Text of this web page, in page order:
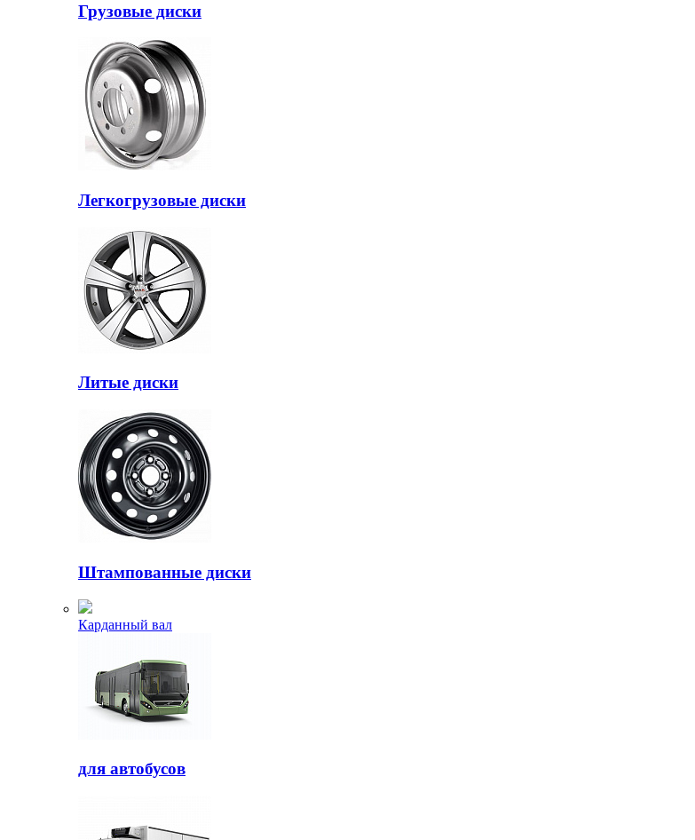
Грузовые диски
Легкогрузовые диски
Литые диски
Штампованные диски
Карданный вал
для автобусов